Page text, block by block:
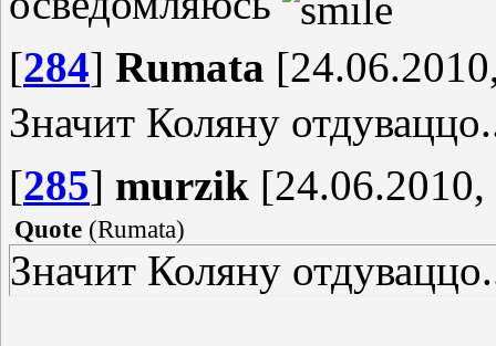
[284] Rumata
Значит Коляну
[285] murzik
Quote (Rumata)
Значит Коляну